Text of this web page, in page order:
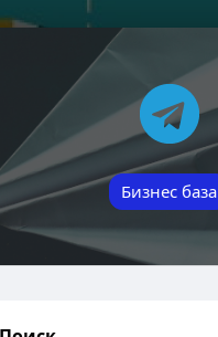
Бизнес база